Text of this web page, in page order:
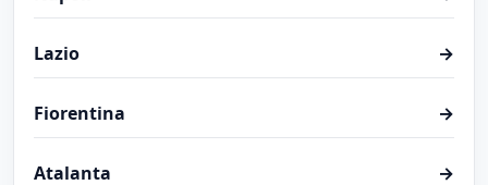
Lazio →
Fiorentina →
Atalanta →